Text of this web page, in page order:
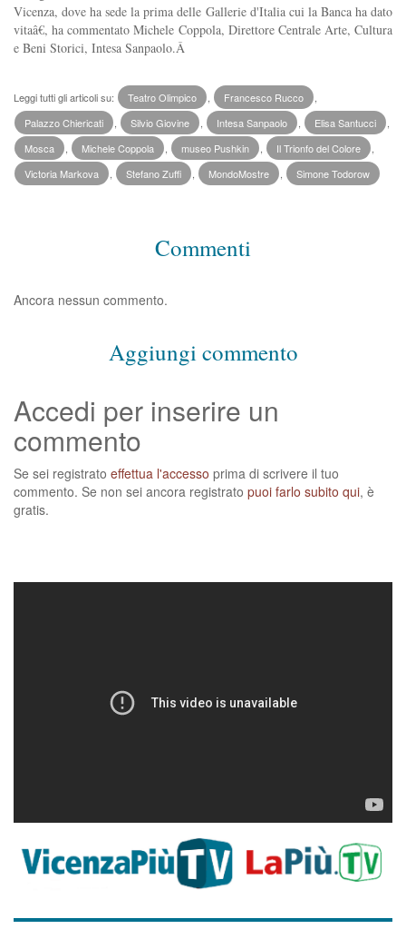
Vicenza, dove ha sede la prima delle Gallerie d'Italia cui la Banca ha dato
vitaâ€, ha commentato Michele Coppola, Direttore Centrale Arte, Cultura
e Beni Storici, Intesa Sanpaolo.Â
Leggi tutti gli articoli su: Teatro Olimpico Francesco Rucco
Palazzo Chiericati
Silvio Giovine Intesa Sanpaolo Elisa Santucci
Mosca
Michele Coppola museo Pushkin Il Trionfo del Colore
Victoria Markova
Stefano Zuffi MondoMostre Simone Todorow
Commenti
Ancora nessun commento.
Aggiungi commento
Accedi per inserire un
commento
Se sei registrato effettua l'accesso prima di scrivere il tuo
commento. Se non sei ancora registrato puoi farlo subito qui, è
gratis.